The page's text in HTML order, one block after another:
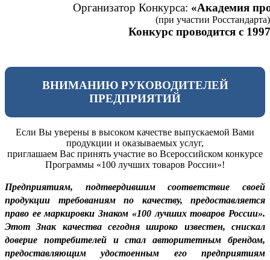
Организатор Конкурса: «Академия
(при участии Росстандарта)
Конкурс проводится с
ВНИМАНИЮ РУКОВОДИТЕЛЕЙ
ПРЕДПРИЯТИЙ
Если Вы уверены в высоком качестве выпускаемой Вами
продукции и оказываемых услуг,
приглашаем Вас принять участие во Всероссийском конкурсе
Программы «100 лучших товаров России»!
Предприятиям, подтвердившим соответствие своей
продукции требованиям по качеству, предоставляется
право ее маркировки Знаком «100 лучших товаров России».
Этот Знак качества сегодня широко известен, снискал
доверие потребителей и стал авторитетным брендом,
предоставляющим удостоенным его предприятиям